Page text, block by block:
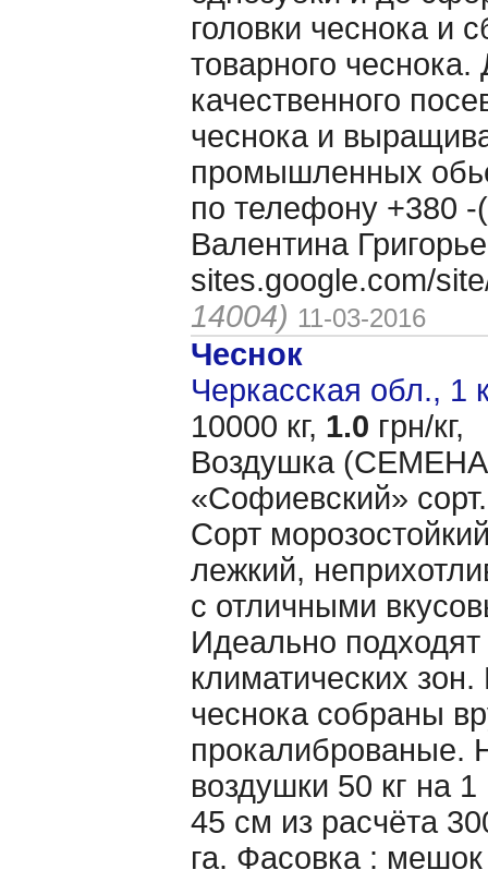
головки чеснока и
товарного чеснока.
качественного
чеснока и
промышленных
по телефону +380
Валентина
sites.google.com/
14004) 11-03-2016
Чеснок
Черкасская обл., 1
10000 кг, 1.0 грн/кг,
Воздушка (CЕМЕНА
«Cофиевский»
Сорт
лежкий,
с отличными
Идеально
климатических
чеснока собраны
прокалиброваные.
воздушки 50 кг на
45 см из расчёта
га. Фасовка :